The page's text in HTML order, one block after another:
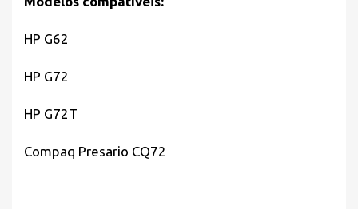
HP G62
HP G72
HP G72T
Compaq Presario CQ72